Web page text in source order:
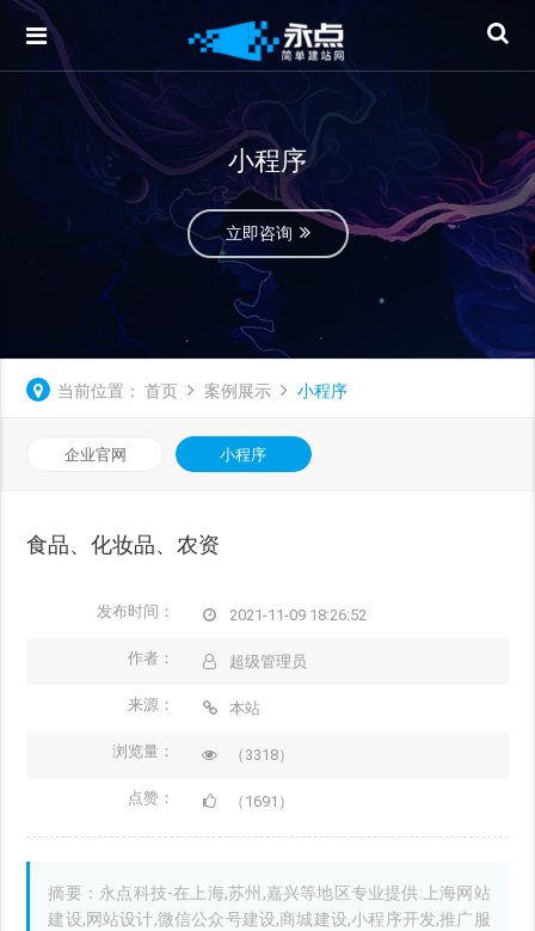
小程序
立即咨询
当前位置： 首页 案例展示 小程序
企业官网 小程序
食品、化妆品、农资
发布时间： 2021-11-09 18:26:52
作者： 超级管理员
来源： 本站
浏览量： （3318）
点赞： （1691）
摘要：永点科技-在上海,苏州,嘉兴等地区专业提供:上海网站
建设,网站设计,微信公众号建设,商城建设,小程序开发,推广服